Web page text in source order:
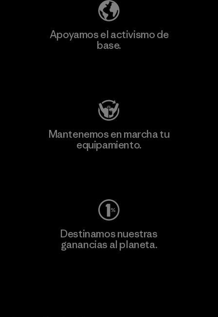
Apoyamos el activismo de
base.
Mantenemos en marcha tu
equipamiento.
Destinamos nuestras
ganancias al planeta.